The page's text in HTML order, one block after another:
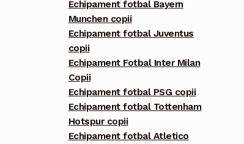
Echipament fotbal Bayern
Munchen copii
Echipament fotbal Juventus
copii
Echipament Fotbal Inter Milan
Copii
Echipament fotbal PSG copii
Echipament fotbal Tottenham
Hotspur copii
Echipament fotbal Atletico